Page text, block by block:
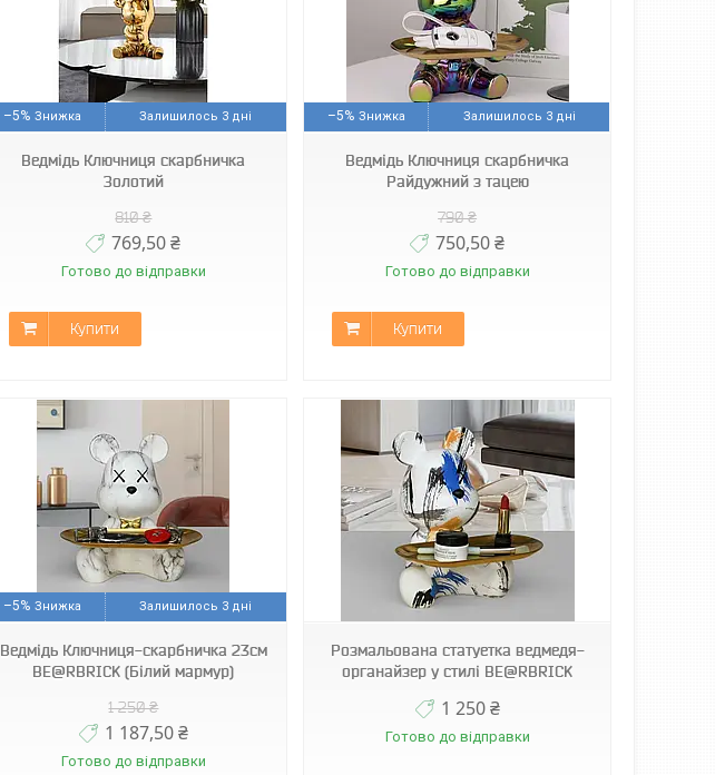
–5%
Залишилось 3 дні
Ведмідь Ключниця скарбничка
Золотий
810 ₴
769,50 ₴
Готово до відправки
Купити
Арт1140
–5%
Залишилось 3 дні
Ведмідь Ключниця скарбничка
Райдужний з тацею
790 ₴
750,50 ₴
Готово до відправки
Купити
–5%
Залишилось 3 дні
Ведмідь Ключниця-скарбничка 23см
BE@RBRICK (Білий мармур)
1 250 ₴
1 187,50 ₴
Готово до відправки
Арт1553
Розмальована статуетка ведмедя-
органайзер у стилі BE@RBRICK
1 250 ₴
Готово до відправки